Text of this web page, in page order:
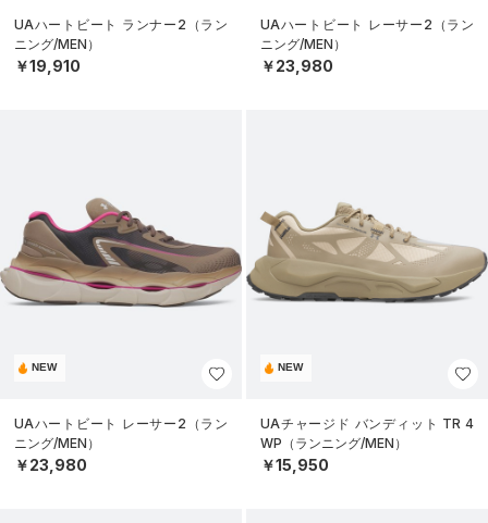
UAハートビート ランナー2（ラン
ニング/MEN）
￥19,910
UAハートビート レーサー2（ラン
ニング/MEN）
￥23,980
NEW
UAハートビート レーサー2（ラン
ニング/MEN）
￥23,980
NEW
UAチャージド バンディット TR 4
WP（ランニング/MEN）
￥15,950